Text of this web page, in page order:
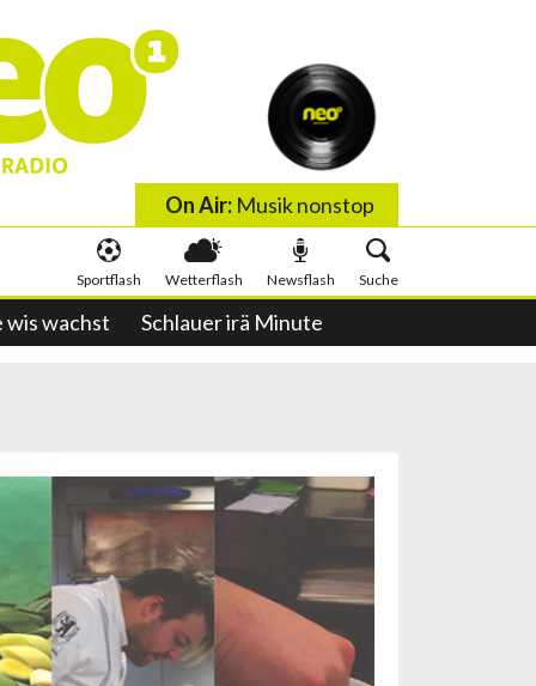
On Air:Musik nonstop
wis wachst Schlauer irä Minute
Sportflash Wetterflash Newsflash Suche